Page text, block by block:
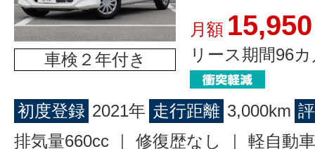
車検２年付き
月額 15,950
リース期間96
初度登録 2021年 走行距離 3,000km
排気量660cc ｜ 修復歴なし ｜ 軽自動車